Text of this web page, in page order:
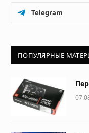
Telegram
ПОПУЛЯРНЫЕ